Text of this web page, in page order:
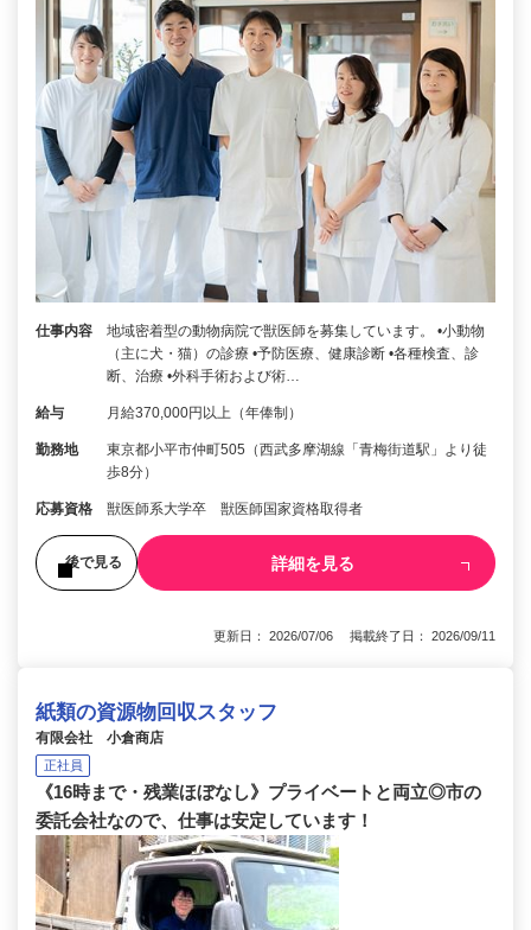
仕事内容
地域密着型の動物病院で獣医師を募集しています。 •小動物
（主に犬・猫）の診療 •予防医療、健康診断 •各種検査、診
断、治療 •外科手術および術…
給与 月給370,000円以上（年俸制）
勤務地
東京都小平市仲町505（西武多摩湖線「青梅街道駅」より徒
歩8分）
応募資格 獣医師系大学卒 獣医師国家資格取得者
後で見る 詳細を見る
更新日： 2026/07/06 掲載終了日： 2026/09/11
紙類の資源物回収スタッフ
有限会社 小倉商店
正社員
《16時まで・残業ほぼなし》プライベートと両立◎市の
委託会社なので、仕事は安定しています！